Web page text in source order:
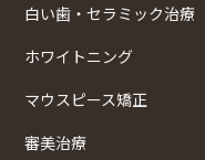
白い歯・セラミック治療
ホワイトニング
マウスピース矯正
審美治療